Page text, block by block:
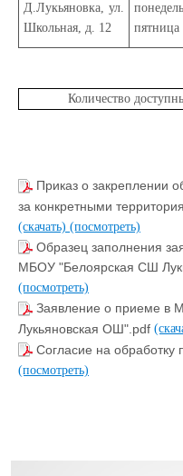
Д.Лукьяновка, ул.
Школьная, д. 12
пятница
Количество
Приказ о закреплении
за конкретными
(скачать) (посмотреть)
Образец заполнения
МБОУ "Белоярская СШ
(посмотреть)
Заявление о приеме в
Лукьяновская ОШ".pdf
Согласие на
(посмотреть)